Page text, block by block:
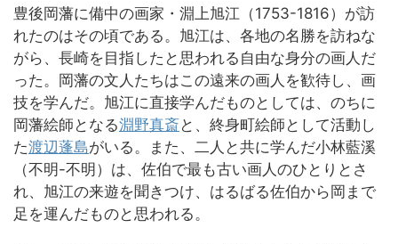
豊後岡藩に備中の画家・淵上旭江（1753-1816）が訪
れたのはその頃である。旭江は、各地の名勝を訪ねな
がら、長崎を目指したと思われる自由な身分の画人だ
った。岡藩の文人たちはこの遠来の画人を歓待し、画
技を学んだ。旭江に直接学んだものとしては、のちに
岡藩絵師となる淵野真斎と、終身町絵師として活動し
た渡辺蓬島がいる。また、二人と共に学んだ小林藍溪
（不明-不明）は、佐伯で最も古い画人のひとりとさ
れ、旭江の来遊を聞きつけ、はるばる佐伯から岡まで
足を運んだものと思われる。